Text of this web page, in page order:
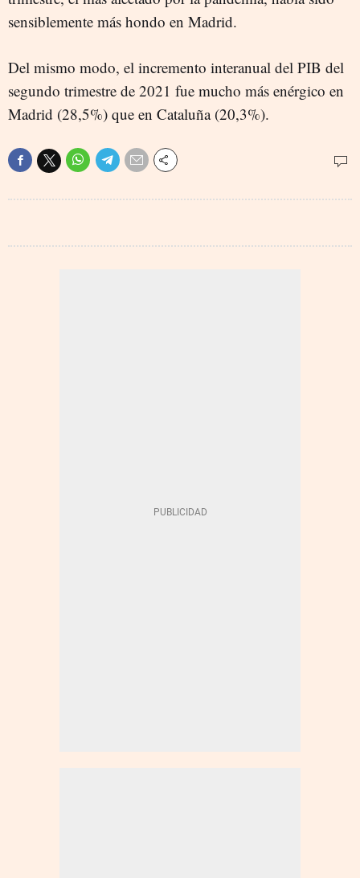
sensiblemente más hondo en Madrid.
Del mismo modo, el incremento interanual del PIB del
segundo trimestre de 2021 fue mucho más enérgico en
Madrid (28,5%) que en Cataluña (20,3%).